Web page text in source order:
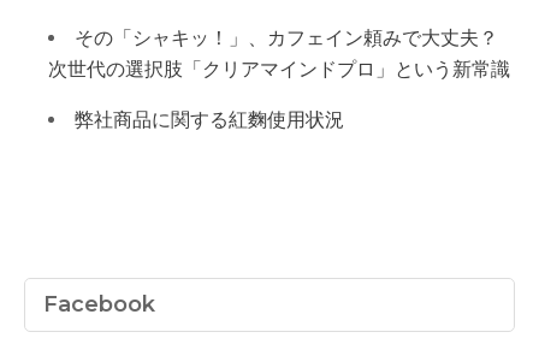
その「シャキッ！」、カフェイン頼みで大丈夫？
次世代の選択肢「クリアマインドプロ」という新常識
弊社商品に関する紅麴使用状況
Facebook